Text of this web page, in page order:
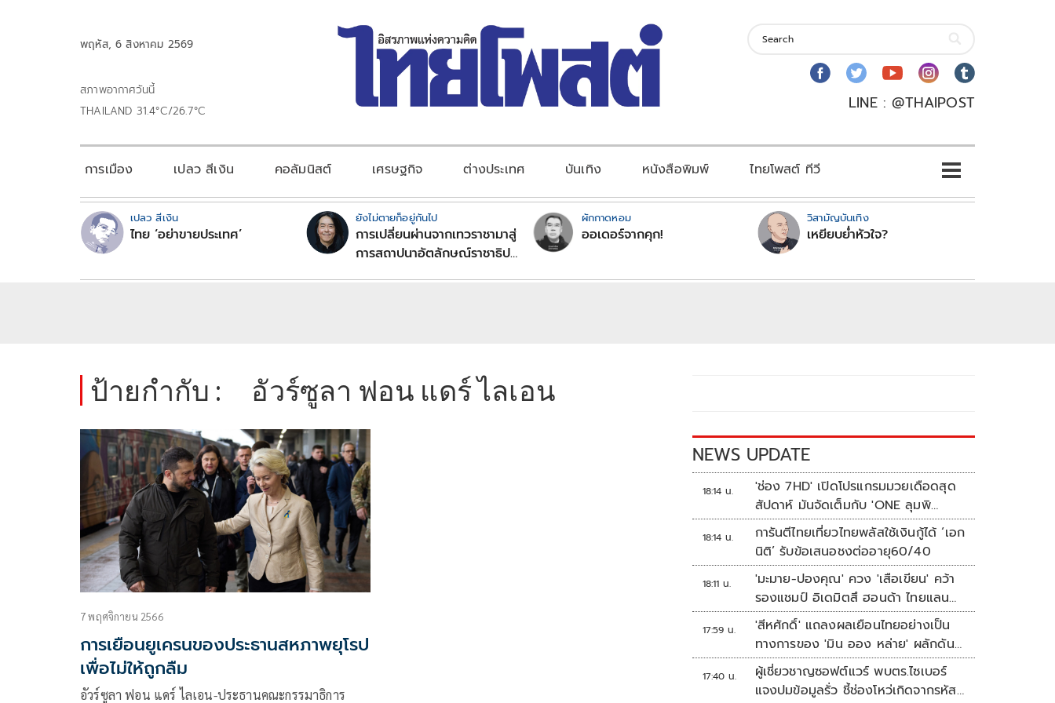
พฤหัส, 6 สิงหาคม 2569
สภาพอากาศวันนี้
THAILAND 31.4°C/26.7°C
LINE : @THAIPOST
การเมือง เปลว สีเงิน คอลัมนิสต์ เศรษฐกิจ ต่างประเทศ บันเทิง หนังสือพิมพ์ ไทยโพสต์ ทีวี
เปลว สีเงิน
ไทย ‘อย่าขายประเทศ’
ยังไม่ตายก็อยู่กันไป
การเปลี่ยนผ่านจากเทวราชามาสู่
การสถาปนาอัตลักษณ์ราชาธิป
ผักกาดหอม
ออเดอร์จากคุก!
วิสามัญบันเทิง
เหยียบย่ำหัวใจ?
ป้ายกำกับ : อัวร์ซูลา ฟอน แดร์ ไลเอน
7 พฤศจิกายน 2566
การเยือนยูเครนของประธานสหภาพยุโรป
เพื่อไม่ให้ถูกลืม
อัวร์ซูลา ฟอน แดร์ ไลเอน-ประธานคณะกรรมาธิการ
NEWS UPDATE
18:14 น.
'ช่อง 7HD' เปิดโปรแกรมมวยเดือดสุด
สัปดาห์ มันจัดเต็มกับ 'ONE ลุมพิ
นี 165-มวยไทย 7 สี'
18:14 น.
การันตีไทยเที่ยวไทยพลัสใช้เงินกู้ได้ ‘เอก
นิติ’ รับข้อเสนอชงต่ออายุ60/40
18:11 น.
'มะมาย-ปองคุณ' ควง 'เสือเขียน' คว้า
รองแชมป์ อิเดมิตสึ ฮอนด้า ไทยแลนด์
ทาเลนต์ คัพ สนาม 3
17:59 น.
'สีหศักดิ์' แถลงผลเยือนไทยอย่างเป็น
ทางการของ 'มิน ออง หล่าย' ผลักดัน
เมียนมากลับสู่อาเซียน
17:40 น.
ผู้เชี่ยวชาญซอฟต์แวร์ พบตร.ไซเบอร์
แจงปมข้อมูลรั่ว ชี้ช่องโหว่เกิดจากรหัส